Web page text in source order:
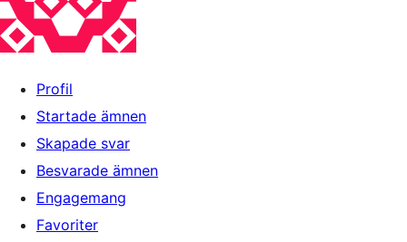
Profil
Startade ämnen
Skapade svar
Besvarade ämnen
Engagemang
Favoriter